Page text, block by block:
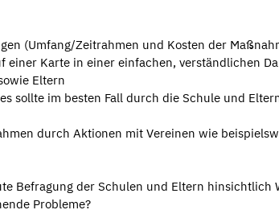
(Umfang/Zeitrahmen und Kosten der
einer Karte in einer einfachen, verständlichen
Eltern
sollte im besten Fall durch die Schule und
durch Aktionen mit Vereinen wie
Befragung der Schulen und Eltern hinsichtlich
Probleme?